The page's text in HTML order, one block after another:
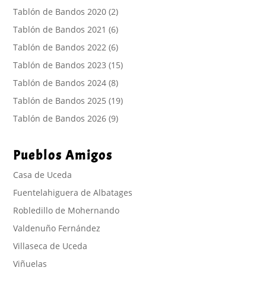
Tablón de Bandos 2020 (2)
Tablón de Bandos 2021 (6)
Tablón de Bandos 2022 (6)
Tablón de Bandos 2023 (15)
Tablón de Bandos 2024 (8)
Tablón de Bandos 2025 (19)
Tablón de Bandos 2026 (9)
Pueblos Amigos
Casa de Uceda
Fuentelahiguera de Albatages
Robledillo de Mohernando
Valdenuño Fernández
Villaseca de Uceda
Viñuelas